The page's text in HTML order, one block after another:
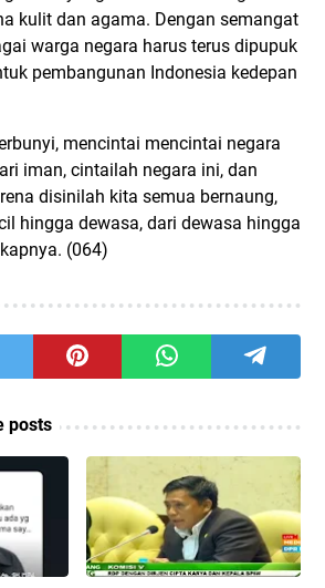
kulit dan agama. Dengan semangat
warga negara harus terus dipupuk
pembangunan Indonesia kedepan
mencintai mencintai negara
iman, cintailah negara ini, dan
disinilah kita semua bernaung,
hingga dewasa, dari dewasa hingga
(064)
posts